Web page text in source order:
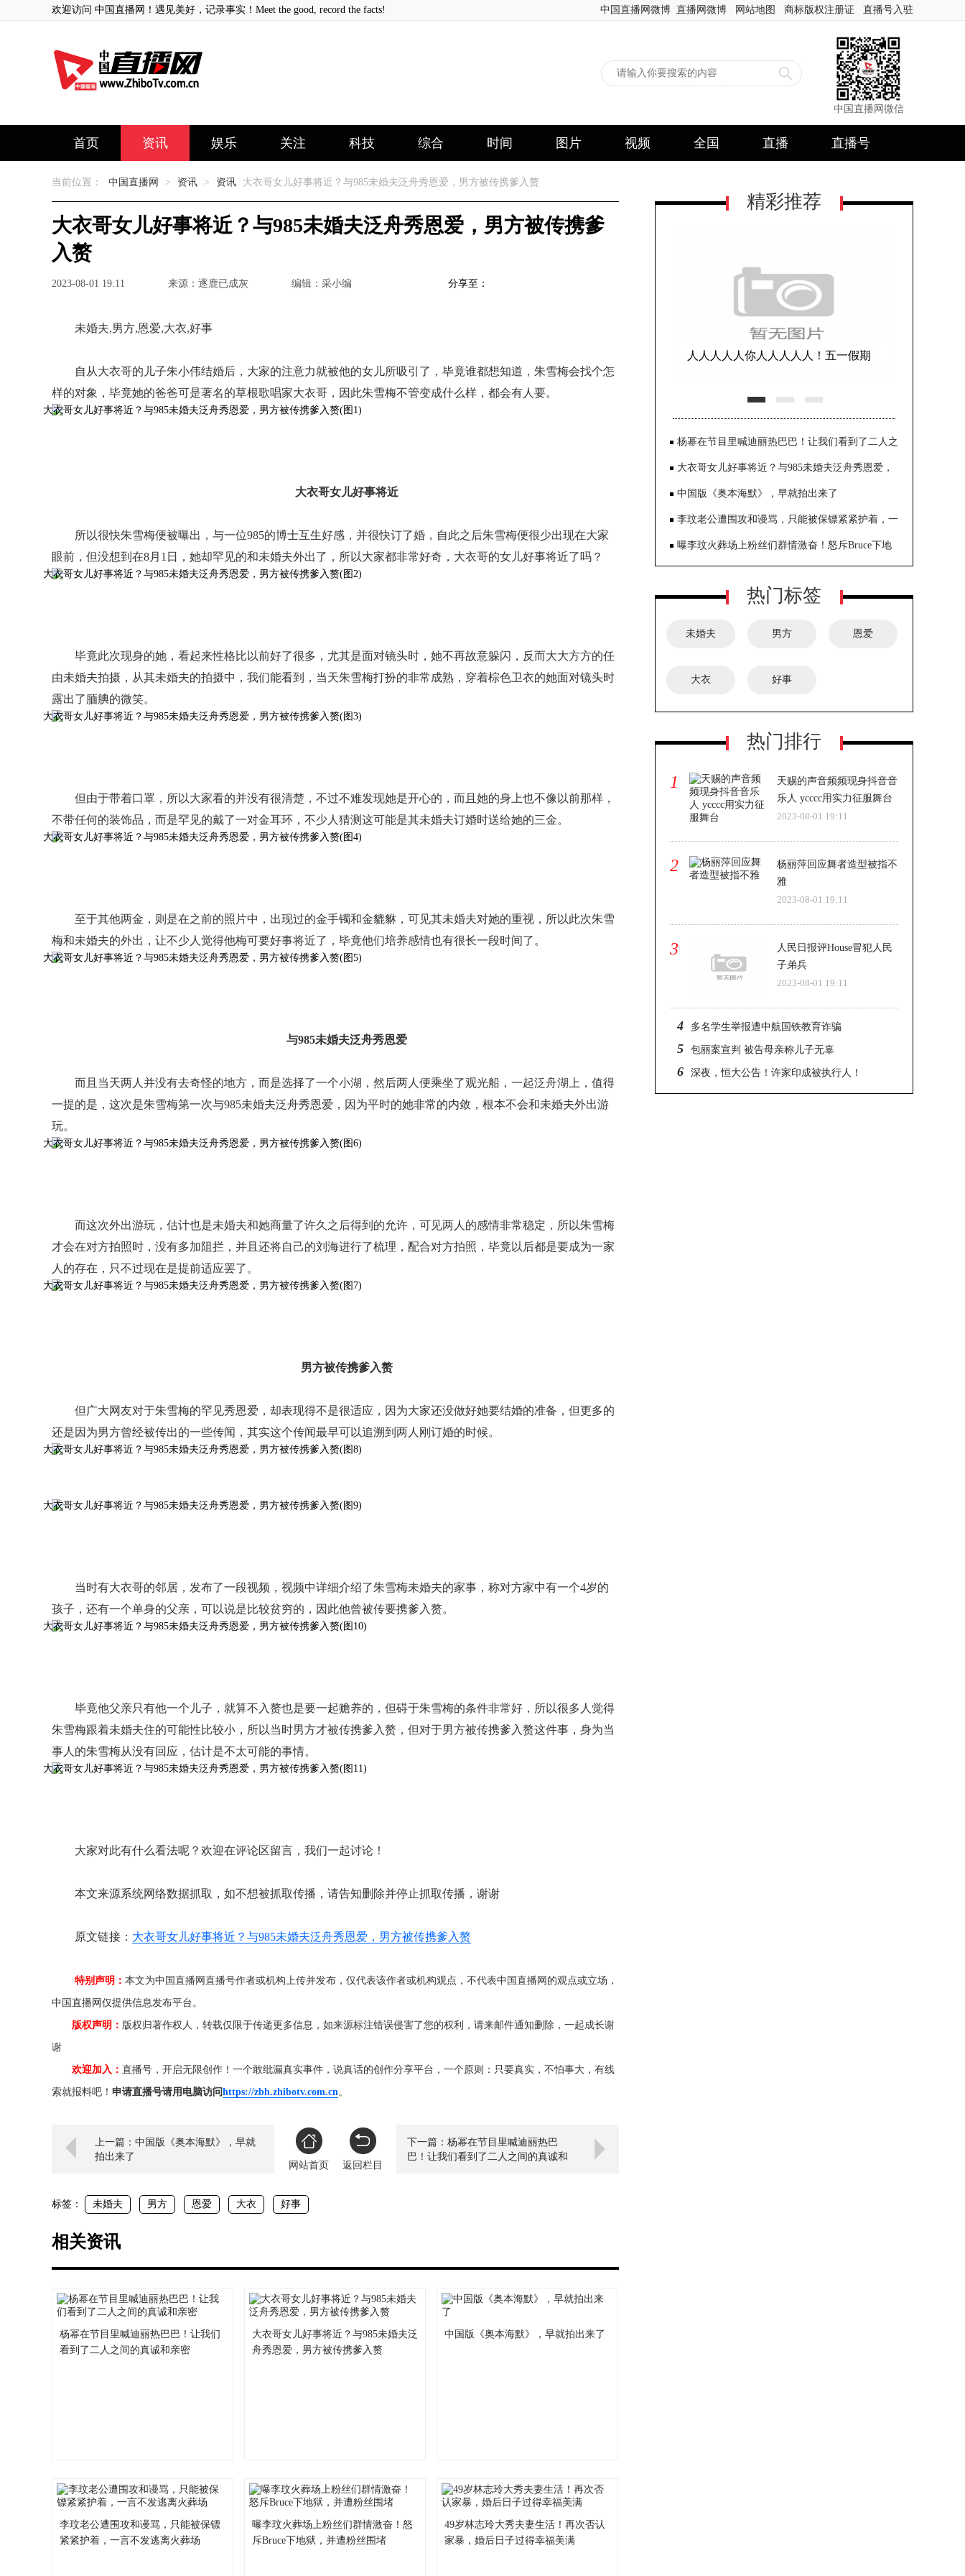
欢迎访问 中国直播网！遇见美好，记录事实！Meet the good, record the facts! 中国直播网微博 直播网微博 网站地图 商标版权注册证 直播号入驻
中国直播网微信
首页 资讯 娱乐 关注 科技 综合 时间 图片 视频 全国 直播 直播号
当前位置： 中国直播网 > 资讯 > 资讯 大衣哥女儿好事将近？与985未婚夫泛舟秀恩爱，男方被传携爹入赘
大衣哥女儿好事将近？与985未婚夫泛舟秀恩爱，男方被传携爹
入赘
2023-08-01 19:11 来源：逐鹿已成灰 编辑：采小编 分享至：
未婚夫,男方,恩爱,大衣,好事
自从大衣哥的儿子朱小伟结婚后，大家的注意力就被他的女儿所吸引了，毕竟谁都想知道，朱雪梅会找个怎
样的对象，毕竟她的爸爸可是著名的草根歌唱家大衣哥，因此朱雪梅不管变成什么样，都会有人要。
大衣哥女儿好事将近
所以很快朱雪梅便被曝出，与一位985的博士互生好感，并很快订了婚，自此之后朱雪梅便很少出现在大家
眼前，但没想到在8月1日，她却罕见的和未婚夫外出了，所以大家都非常好奇，大衣哥的女儿好事将近了吗？
毕竟此次现身的她，看起来性格比以前好了很多，尤其是面对镜头时，她不再故意躲闪，反而大大方方的任
由未婚夫拍摄，从其未婚夫的拍摄中，我们能看到，当天朱雪梅打扮的非常成熟，穿着棕色卫衣的她面对镜头时
露出了腼腆的微笑。
但由于带着口罩，所以大家看的并没有很清楚，不过不难发现她是开心的，而且她的身上也不像以前那样，
不带任何的装饰品，而是罕见的戴了一对金耳环，不少人猜测这可能是其未婚夫订婚时送给她的三金。
至于其他两金，则是在之前的照片中，出现过的金手镯和金貔貅，可见其未婚夫对她的重视，所以此次朱雪
梅和未婚夫的外出，让不少人觉得他梅可要好事将近了，毕竟他们培养感情也有很长一段时间了。
与985未婚夫泛舟秀恩爱
而且当天两人并没有去奇怪的地方，而是选择了一个小湖，然后两人便乘坐了观光船，一起泛舟湖上，值得
一提的是，这次是朱雪梅第一次与985未婚夫泛舟秀恩爱，因为平时的她非常的内敛，根本不会和未婚夫外出游
玩。
而这次外出游玩，估计也是未婚夫和她商量了许久之后得到的允许，可见两人的感情非常稳定，所以朱雪梅
才会在对方拍照时，没有多加阻拦，并且还将自己的刘海进行了梳理，配合对方拍照，毕竟以后都是要成为一家
人的存在，只不过现在是提前适应罢了。
男方被传携爹入赘
但广大网友对于朱雪梅的罕见秀恩爱，却表现得不是很适应，因为大家还没做好她要结婚的准备，但更多的
还是因为男方曾经被传出的一些传闻，其实这个传闻最早可以追溯到两人刚订婚的时候。
当时有大衣哥的邻居，发布了一段视频，视频中详细介绍了朱雪梅未婚夫的家事，称对方家中有一个4岁的
孩子，还有一个单身的父亲，可以说是比较贫穷的，因此他曾被传要携爹入赘。
毕竟他父亲只有他一个儿子，就算不入赘也是要一起赡养的，但碍于朱雪梅的条件非常好，所以很多人觉得
朱雪梅跟着未婚夫住的可能性比较小，所以当时男方才被传携爹入赘，但对于男方被传携爹入赘这件事，身为当
事人的朱雪梅从没有回应，估计是不太可能的事情。
大家对此有什么看法呢？欢迎在评论区留言，我们一起讨论！
本文来源系统网络数据抓取，如不想被抓取传播，请告知删除并停止抓取传播，谢谢
原文链接： 大衣哥女儿好事将近？与985未婚夫泛舟秀恩爱，男方被传携爹入赘
特别声明： 本文为中国直播网直播号作者或机构上传并发布，仅代表该作者或机构观点，不代表中国直播网的观点或立场，
中国直播网仅提供信息发布平台。
版权声明： 版权归著作权人，转载仅限于传递更多信息，如来源标注错误侵害了您的权利，请来邮件通知删除，一起成长谢
谢
欢迎加入： 直播号，开启无限创作！一个敢纰漏真实事件，说真话的创作分享平台，一个原则：只要真实，不怕事大，有线
索就报料吧！ 申请直播号请用电脑访问https://zbh.zhibotv.com.cn。
上一篇：中国版《奥本海默》，早就
拍出来了
网站首页
返回栏目
下一篇：杨幂在节目里喊迪丽热巴
巴！让我们看到了二人之间的真诚和
标签： 未婚夫 男方 恩爱 大衣 好事
相关资讯
杨幂在节目里喊迪丽热巴巴！让我们
看到了二人之间的真诚和亲密
大衣哥女儿好事将近？与985未婚夫泛
舟秀恩爱，男方被传携爹入赘
中国版《奥本海默》，早就拍出来了
李玟老公遭围攻和谩骂，只能被保镖
紧紧护着，一言不发逃离火葬场
曝李玟火葬场上粉丝们群情激奋！怒
斥Bruce下地狱，并遭粉丝围堵
49岁林志玲大秀夫妻生活！再次否认
家暴，婚后日子过得幸福美满
精彩推荐
人人人人人你人人人人人！五一假期
杨幂在节目里喊迪丽热巴巴！让我们看到了二人之
间的真诚和亲密
大衣哥女儿好事将近？与985未婚夫泛舟秀恩爱，
男方被传携爹入赘
中国版《奥本海默》，早就拍出来了
李玟老公遭围攻和谩骂，只能被保镖紧紧护着，一
言不发逃离火葬场
曝李玟火葬场上粉丝们群情激奋！怒斥Bruce下地
热门标签
未婚夫 男方 恩爱
大衣 好事
热门排行
1
天赐的声音频频现身抖音音
乐人 ycccc用实力征服舞台
2023-08-01 19:11
2
杨丽萍回应舞者造型被指不
雅
2023-08-01 19:11
3
人民日报评House冒犯人民
子弟兵
2023-08-01 19:11
4 多名学生举报遭中航国铁教育诈骗
5 包丽案宣判 被告母亲称儿子无辜
6 深夜，恒大公告！许家印成被执行人！